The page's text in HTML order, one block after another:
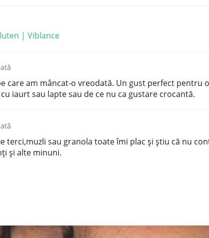
| Viblance
care am mâncat-o vreodată. Un gust perfect pentru o
iaurt sau lapte sau de ce nu ca gustare crocantă.
terci,muzli sau granola toate îmi plac și știu că nu
și alte minuni.